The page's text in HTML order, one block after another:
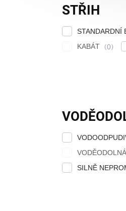
STŘIH
STANDARDNÍ
KABÁT
0
SILNĚ